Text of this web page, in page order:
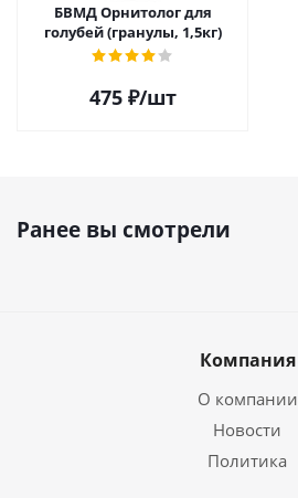
БВМД Орнитолог для
голубей (гранулы, 1,5кг)
475₽/шт
Ранее вы смотрели
Компания
О компании
Новости
Политика